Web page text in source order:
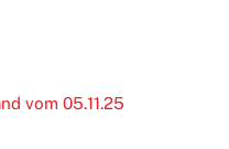
vom 05.11.25